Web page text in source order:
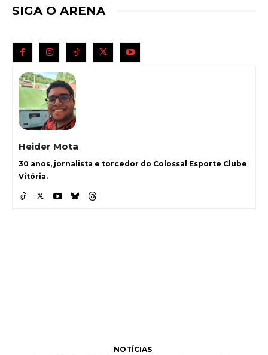
SIGA O ARENA
Heider Mota
30 anos, jornalista e torcedor do Colossal Esporte Clube
Vitória.
NOTÍCIAS